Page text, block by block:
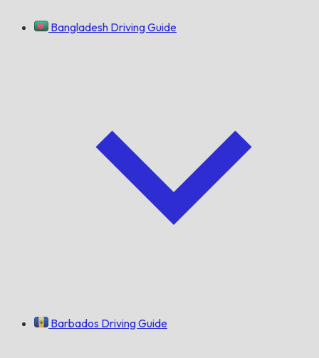
Bangladesh Driving Guide
Barbados Driving Guide